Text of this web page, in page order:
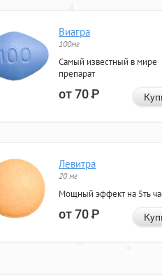
Виагра
100мг
Самый известный в мире
препарат
от 70Р
Левитра
20 мг
Мощный эффект на 5ть
от 70Р